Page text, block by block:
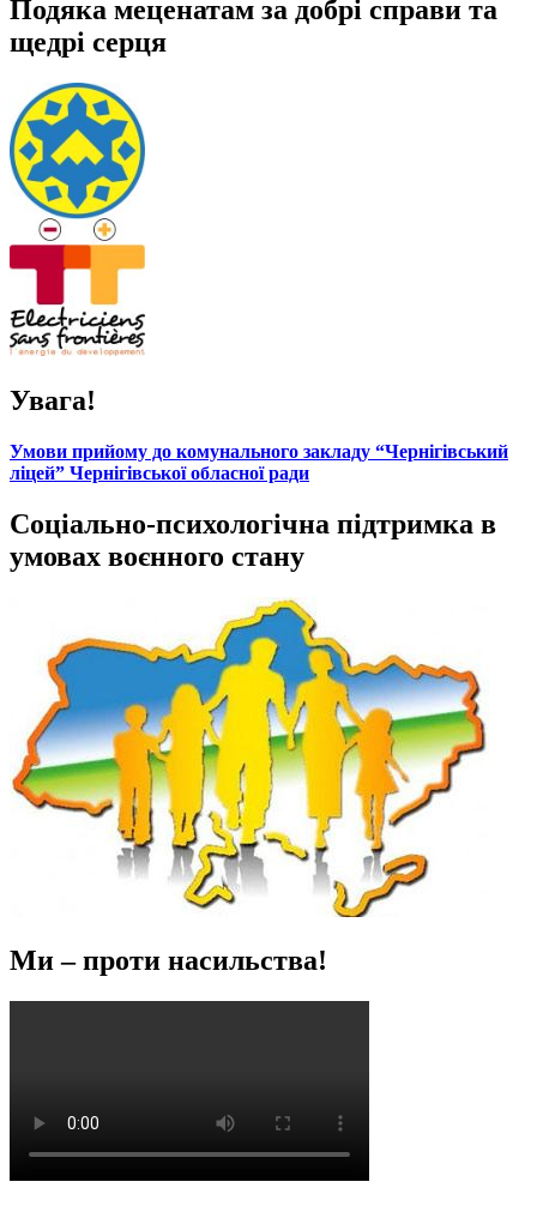
Подяка меценатам за добрі справи та
щедрі серця
Увага!
Умови прийому до комунального закладу “Чернігівський
ліцей” Чернігівської обласної ради
Соціально-психологічна підтримка в
умовах воєнного стану
Ми – проти насильства!